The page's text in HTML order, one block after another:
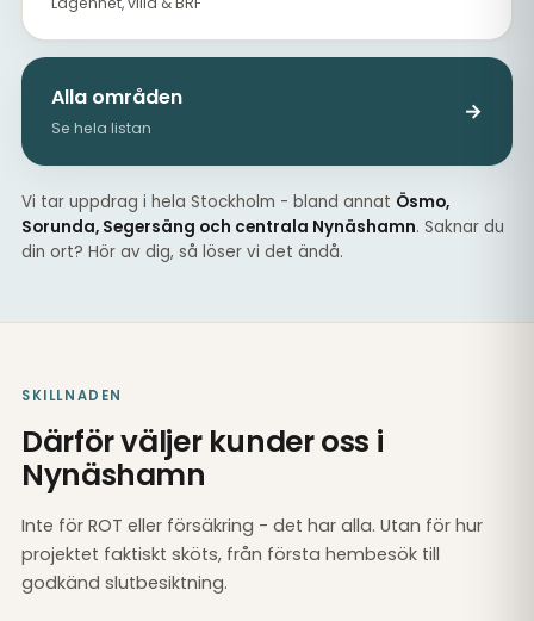
Alla områden
Se hela listan
→
Vi tar uppdrag i hela Stockholm - bland annat Ösmo,
Sorunda, Segersäng och centrala Nynäshamn. Saknar du
din ort? Hör av dig, så löser vi det ändå.
SKILLNADEN
Därför väljer kunder oss i
Nynäshamn
Inte för ROT eller försäkring - det har alla. Utan för hur
projektet faktiskt sköts, från första hembesök till
godkänd slutbesiktning.